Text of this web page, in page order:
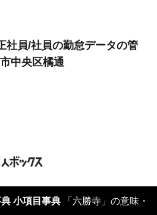
社員/社員の勤怠データの管
中央区橘通
小項目事典